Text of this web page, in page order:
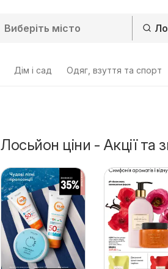
Дім і сад Одяг, взуття та спорт
Лосьйон ціни - Акції та